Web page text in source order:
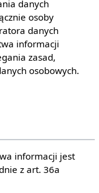
danych
osoby
danych
informacji
zasad,
osobowych.
informacji jest
z art. 36a